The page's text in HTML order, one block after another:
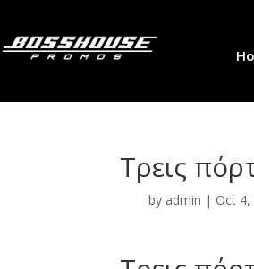
Τρεις
by admin | Oct 4,